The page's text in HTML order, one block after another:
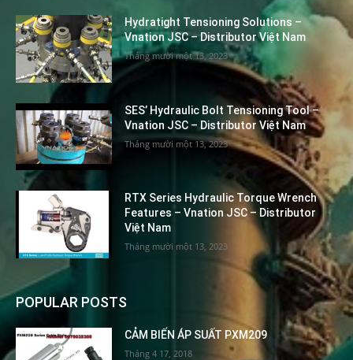
Hydratight Tensioning Solutions –
Vnation JSC – Distributor Việt Nam
Tháng mười một 13, 2023
SES’ Hydraulic Bolt Tensioning Tool –
Vnation JSC – Distributor Việt Nam
Tháng mười một 13, 2023
RTX Series Hydraulic Torque Wrench
Features – Vnation JSC – Distributor
Việt Nam
Tháng mười một 13, 2023
POPULAR POSTS
CẢM BIẾN ÁP SUẤT PXM209
Tháng 4 17, 2018